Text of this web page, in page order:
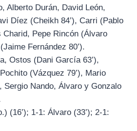
Alberto Durán, David León,
Díez (Cheikh 84’), Carri (Pablo
Charid, Pepe Rincón (Álvaro
Fernández 80’).
Ostos (Dani García 63’),
(Vázquez 79’), Mario
Sergio Nando, Álvaro y Gonzalo
(16’); 1-1: Álvaro (33’); 2-1: